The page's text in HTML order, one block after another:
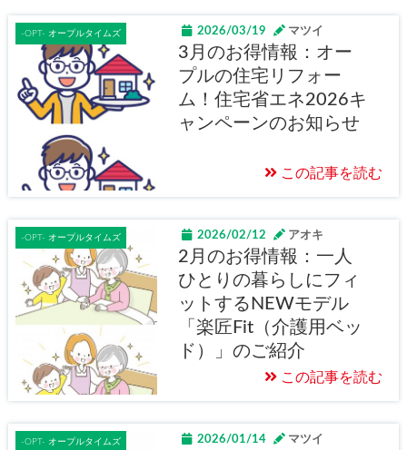
-OPT- オープルタイムズ 2026/03/19 マツイ
3月のお得情報：オー
プルの住宅リフォー
ム！住宅省エネ2026キ
ャンペーンのお知らせ
この記事を読む
-OPT- オープルタイムズ 2026/02/12 アオキ
2月のお得情報：一人
ひとりの暮らしにフィ
ットするNEWモデル
「楽匠Fit（介護用ベッ
ド）」のご紹介
この記事を読む
-OPT- オープルタイムズ 2026/01/14 マツイ